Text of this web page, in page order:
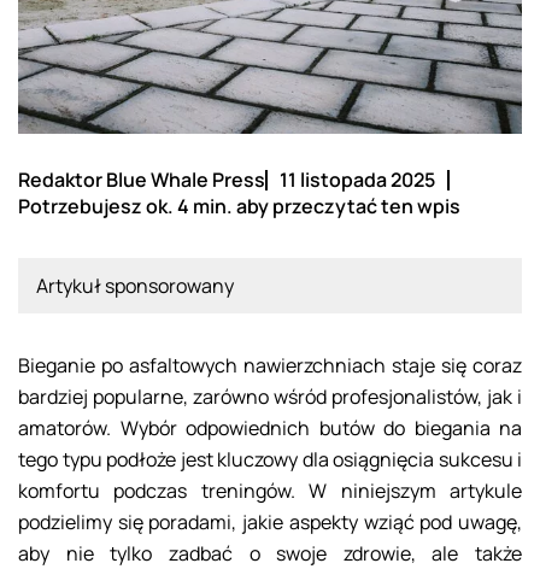
Redaktor Blue Whale Press
11 listopada 2025
Potrzebujesz ok. 4 min. aby przeczytać ten wpis
Artykuł sponsorowany
Bieganie po asfaltowych nawierzchniach staje się coraz
bardziej popularne, zarówno wśród profesjonalistów, jak i
amatorów. Wybór odpowiednich butów do biegania na
tego typu podłoże jest kluczowy dla osiągnięcia sukcesu i
komfortu podczas treningów. W niniejszym artykule
podzielimy się poradami, jakie aspekty wziąć pod uwagę,
aby nie tylko zadbać o swoje zdrowie, ale także